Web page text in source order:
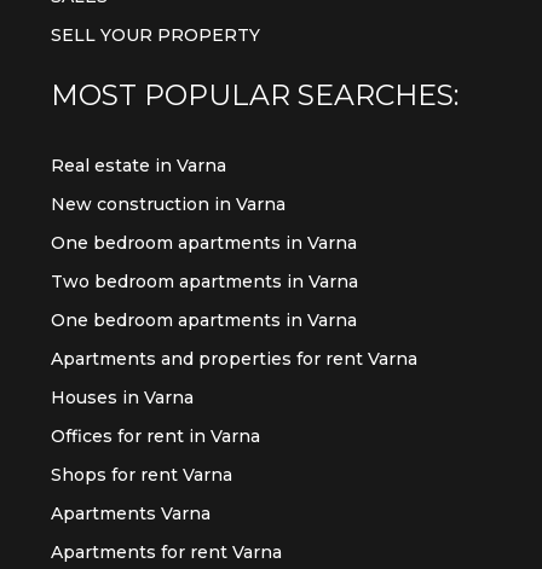
SELL YOUR PROPERTY
MOST POPULAR SEARCHES:
Real estate in Varna
New construction in Varna
One bedroom apartments in Varna
Two bedroom apartments in Varna
One bedroom apartments in Varna
Apartments and properties for rent Varna
Houses in Varna
Offices for rent in Varna
Shops for rent Varna
Apartments Varna
Apartments for rent Varna